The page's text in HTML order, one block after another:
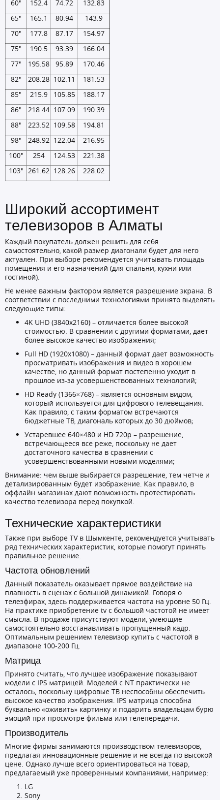
60" 152.4 74.72
132.83
65"
165.1 80.94
143.9
70"
177.8 87.17
154.97
75"
190.5 93.39
166.04
77"
195.58 95.89
170.46
82"
208.28 102.11
181.53
85"
215.9 105.85
188.17
86"
218.44 107.09
190.39
88"
223.52 109.58
194.81
98"
248.92 122.04
216.95
100"
254 124.53
221.38
103" 261.62 128.26 228.02
Широкий ассортимент
телевизоров в Алматы
Каждый покупатель должен решить для себя
самостоятельно, какой размер диагонали будет для него
актуален. При выборе рекомендуется учитывать площадь
помещения и его назначений (для спальни, кухни или
гостиной).
Не менее важным фактором является разрешение экрана. В
соответствии с последними технологиями принято выделять
следующие типы:
4K UHD (3840x2160) – отличается более высокой
стоимостью. В сравнении с другими форматами, дает
более высокое качество изображения;
Full HD (1920х1080) – данный формат дает возможность
просматривать изображения и видео в хорошем
качестве, но данный формат постепенно уходит в
прошлое из-за усовершенствованных технологий;
HD Ready (1366×768) – является основным видом,
который используется для цифрового телевещания.
Как правило, с таким форматом встречаются
бюджетные ТВ, диагональ которых до 30 дюймов;
Устаревшее 640×480 и HD 720p – разрешение,
встречающееся все реже, поскольку не дает
достаточного качества в сравнении с
усовершенствованными новыми моделями;
Внимание: чем выше выбирается разрешение, тем четче и
детализированным будет изображение. Как правило, в
оффлайн магазинах дают возможность протестировать
качество телевизора перед покупкой.
Технические характеристики
Также при выборе TV в Шымкенте, рекомендуется учитывать
ряд технических характеристик, которые помогут принять
правильное решение.
Частота обновлений
Данный показатель оказывает прямое воздействие на
плавность в сценах с большой динамикой. Говоря о
телеэфирах, здесь поддерживается частота на уровне 50 Гц.
На практике приобретение tv с большой частотой не имеет
смысла. В продаже присутствуют модели, умеющие
самостоятельно восстанавливать пропущенный кадр.
Оптимальным решением телевизор купить с частотой в
диапазоне 100-200 Гц.
Матрица
Принято считать, что лучшее изображение показывают
модели с IPS матрицей. Моделей с NT практически не
осталось, поскольку цифровые ТВ неспособны обеспечить
высокое качество изображения. IPS матрица способна
буквально «оживить» картинку и подарить владельцам бурю
эмоций при просмотре фильма или телепередачи.
Производитель
Многие фирмы занимаются производством телевизоров,
предлагая инновационные решение и не всегда по высокой
цене. Однако лучше всего ориентироваться на товар,
предлагаемый уже проверенными компаниями, например:
LG
Sony